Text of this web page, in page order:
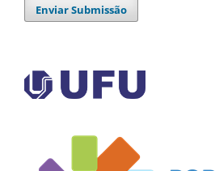
Enviar Submissão